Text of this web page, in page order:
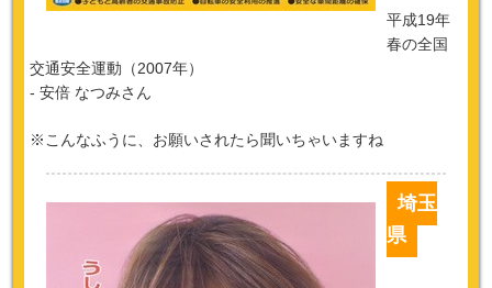
平成19年
春の全国
交通安全運動（2007年）
- 安倍 なつみさん
※こんなふうに、お願いされたら聞いちゃいますね
埼玉
県